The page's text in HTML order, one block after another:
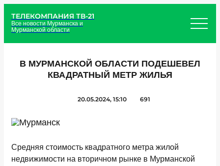
ТЕЛЕКОМПАНИЯ ТВ-21
Все новости Мурманска и
Мурманской области
В МУРМАНСКОЙ ОБЛАСТИ ПОДЕШЕВЕЛ
КВАДРАТНЫЙ МЕТР ЖИЛЬЯ
20.05.2024, 15:10 691
Средняя стоимость квадратного метра жилой
недвижимости на вторичном рынке в Мурманской